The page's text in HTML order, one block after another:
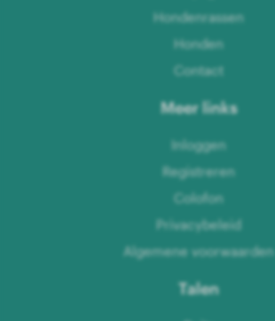
Hondenrassen
Honden
Contact
Meer links
Inloggen
Registreren
Colofon
Privacybeleid
Algemene voorwaarden
Talen